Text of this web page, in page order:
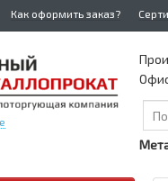
Как оформить заказ?